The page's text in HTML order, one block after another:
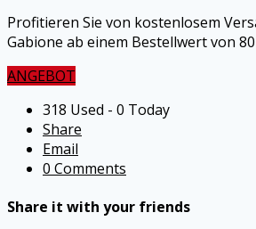
Profitieren Sie von kostenlosem
Gabione ab einem Bestellwert von
ANGEBOT
318 Used - 0 Today
Share
Email
0 Comments
Share it with your friends